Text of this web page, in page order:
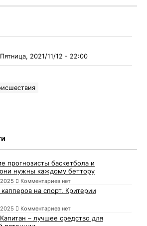
Пятница, 2021/11/12 - 22:00
прогнозисты баскетбола и
нужны каждому беттору
Комментариев нет
капперов на спорт. Критерии
Комментариев нет
– лучшее средство для